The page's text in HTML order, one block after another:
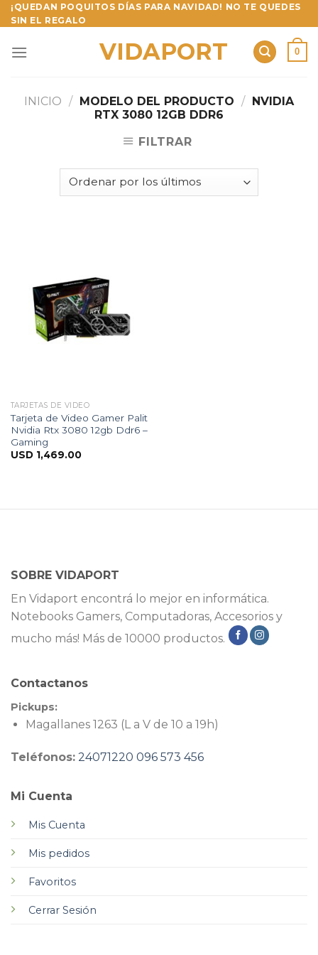
Skip
to
¡QUEDAN POQUITOS DÍAS PARA NAVIDAD! NO TE QUEDES
SIN EL REGALO
VIDAPORT 0
INICIO / MODELO DEL PRODUCTO / NVIDIA
RTX 3080 12GB DDR6
FILTRAR
TARJETAS DE VIDEO
Tarjeta de Video Gamer Palit
Nvidia Rtx 3080 12gb Ddr6 –
Gaming
USD 1,469.00
SOBRE VIDAPORT
En Vidaport encontrá lo mejor en informática.
Notebooks Gamers, Computadoras, Accesorios y
mucho más! Más de 10000 productos.
Mi Cuenta
Mis Cuenta
Mis pedidos
Favoritos
Cerrar Sesión
Contactanos
Pickups:
Magallanes 1263 (L a V de 10 a 19h)
Teléfonos: 24071220 096 573 456